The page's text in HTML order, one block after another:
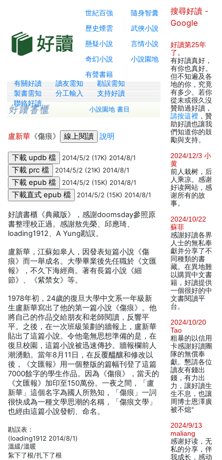
世紀百強
隨身智囊
歷史煙雲
武俠小說
懸疑小說
言情小說
奇幻小說
小說園地
有聲書籍
有關好讀 讀友需知
勘誤需知
製書需知
分工輸入
支持好讀
聯絡好讀
小說園地 書目
盧新華 《傷痕》 說明
2014/5/2 (17K) 2014/8/1
2014/5/2 (21K) 2014/8/1
2014/5/2 (15K) 2014/8/1
2014/5/2 (15K) 2014/8/1
好讀書櫃《典藏版》，感謝doomsday參照原
書整理校正過。感謝敖先榮、邱應琦、
loading1912、A Yung勘誤。
盧新華，江蘇如皋人，因發表短篇小說《傷
痕》而一舉成名。大學畢業後先任職於《文匯
報》，不久下海經商。著有長篇小說《細
節》、《紫禁女》等。
1978年初，24歲的復旦大學中文系一年級新
生盧新華寫出了他的第一篇小說《傷痕》。他
將自己的作品交給朋友和老師閱讀，反響平
平。之後，在一次班級策劃的牆報上，盧新華
貼出了這篇小說。令他毫無思想準備的是，在
復旦校園，這篇小說被迅速傳抄。牆報欄前人
潮湧動。當年8月11日，在反覆醞釀和修改以
後，《文匯報》用一個整版的篇幅刊登了這篇
7000餘字的學生作品。因為《傷痕》，當天的
《文匯報》加印至150萬份。一夜之間，「盧
新華」這個名字為國人所熟知，「傷痕」一詞
很快成為一種文學思潮的名稱，「傷痕文學」
也經由這篇小說發軔、命名。
勘誤表：
(loading1912 2014/8/1)
溫緩/溫暖
紮下了根/扎下了根
搜尋好讀 -
Google
好讀第25年
了 。
有好讀真好，
有你也真好。
但不知遍及各
地的你，究竟
有多少。若你
從未或很久沒
贊助過好讀，
請按這裡 ，贊
助好讀也讓我
們知道你的鼓
勵與支持。
2024/12/3 小
黄
前人栽树，后
人乘凉。感谢
好读网站，感
谢所有的故
事。
2024/10/22
蘇菲
感謝好讀各界
人士的無私奉
獻并分享了不
同種類的書
藏。在異地難
以購買中文書
籍，好讀提供
一個很好的中
文書閱讀平
台。
2024/10/20
Tao
粗暴的以信用
卡感謝好讀團
隊的無償奉
獻。懇請各位
讀友有錢出
錢，有力出
力，讓好讀生
生不息，也讓
周博士恩澤廣
被不熄°
2024/9/13
maliang
感谢好读，无
私的分享，伴
我成长，感动